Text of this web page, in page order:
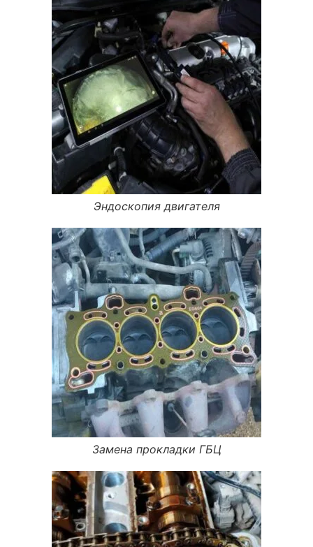
Эндоскопия двигателя
Замена прокладки ГБЦ